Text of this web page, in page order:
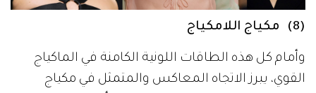
(8) مكياج اللامكياج
وأمام كل هذه الطاقات اللونية الكامنة في الماكياج
القوي، يبرز الاتجاه المعاكس والمتمثل في مكياج